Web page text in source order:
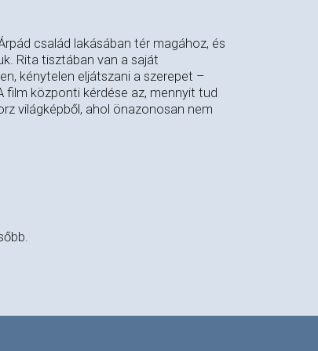
család lakásában tér magához, és
Rita tisztában van a saját
kénytelen eljátszani a szerepet –
film központi kérdése az, mennyit tud
világképből, ahol önazonosan nem